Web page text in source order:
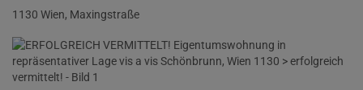
1130 Wien, Maxingstraße